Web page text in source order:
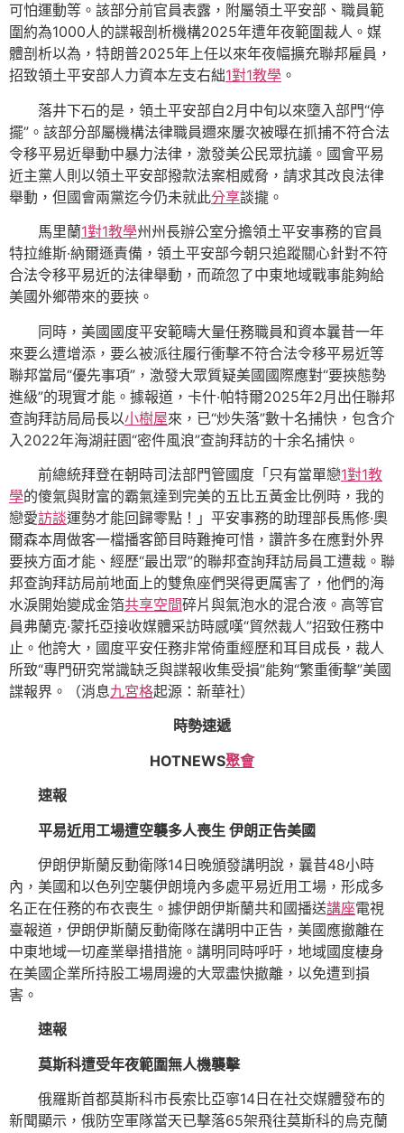
可怕運動等。該部分前官員表露，附屬領土平安部、職員範
圍約為1000人的諜報剖析機構2025年遭年夜範圍裁人。媒
體剖析以為，特朗普2025年上任以來年夜幅擴充聯邦雇員，
招致領土平安部人力資本左支右絀1對1教學 。
落井下石的是，領土平安部自2月中旬以來墮入部門“停
擺”。該部分部屬機構法律職員邇來屢次被曝在抓捕不符合法
令移平易近舉動中暴力法律，激發美公民眾抗議。國會平易
近主黨人則以領土平安部撥款法案相威脅，請求其改良法律
舉動，但國會兩黨迄今仍未就此分享談攏。
馬里蘭1對1教學州州長辦公室分擔領土平安事務的官員
特拉維斯·納爾遜責備，領土平安部今朝只追蹤關心針對不符
合法令移平易近的法律舉動，而疏忽了中東地域戰事能夠給
美國外鄉帶來的要挾。
同時，美國國度平安範疇大量任務職員和資本曩昔一年
來要么遭增添，要么被派往履行衝擊不符合法令移平易近等
聯邦當局“優先事項”，激發大眾質疑美國國際應對“要挾態勢
進級”的現實才能。據報道，卡什·帕特爾2025年2月出任聯邦
查詢拜訪局局長以小樹屋來，已“炒失落”數十名捕快，包含介
入2022年海湖莊園“密件風浪”查詢拜訪的十余名捕快。
前總統拜登在朝時司法部門管國度「只有當單戀1對1教
學的傻氣與財富的霸氣達到完美的五比五黃金比例時，我的
戀愛訪談運勢才能回歸零點！」平安事務的助理部長馬修·奧
爾森本周做客一檔播客節目時難掩可惜，讚許多在應對外界
要挾方面才能、經歷“最出眾”的聯邦查詢拜訪局員工遭裁。聯
邦查詢拜訪局前地面上的雙魚座們哭得更厲害了，他們的海
水淚開始變成金箔共享空間碎片與氣泡水的混合液。高等官
員弗蘭克·蒙托亞接收媒體采訪時感嘆“貿然裁人”招致任務中
止。他誇大，國度平安任務非常倚重經歷和耳目成長，裁人
所致“專門研究常識缺乏與諜報收集受損”能夠“繁重衝擊”美國
諜報界。（消息九宮格起源：新華社）
時勢速遞
HOTNEWS聚會
速報
平易近用工場遭空襲多人喪生 伊朗正告美國
伊朗伊斯蘭反動衛隊14日晚頒發講明說，曩昔48小時
內，美國和以色列空襲伊朗境內多處平易近用工場，形成多
名正在任務的布衣喪生。據伊朗伊斯蘭共和國播送講座電視
臺報道，伊朗伊斯蘭反動衛隊在講明中正告，美國應撤離在
中東地域一切產業舉措措施。講明同時呼吁，地域國度棲身
在美國企業所持股工場周邊的大眾盡快撤離，以免遭到損
害。
速報
莫斯科遭受年夜範圍無人機襲擊
俄羅斯首都莫斯科市長索比亞寧14日在社交媒體發布的
新聞顯示，俄防空軍隊當天已擊落65架飛往莫斯科的烏克蘭